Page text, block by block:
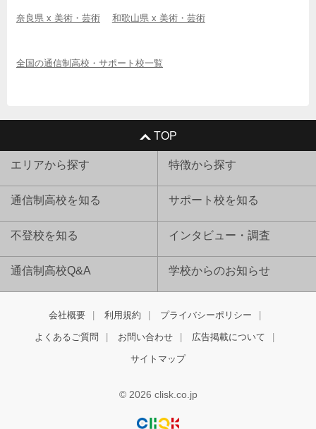
奈良県 x 美術・芸術 和歌山県 x 美術・芸術
全国の通信制高校・サポート校一覧
TOP
エリアから探す 特徴から探す
通信制高校を知る サポート校を知る
不登校を知る インタビュー・調査
通信制高校Q&A 学校からのお知らせ
会社概要 利用規約 プライバシーポリシー
よくあるご質問 お問い合わせ 広告掲載について
サイトマップ
© 2026 clisk.co.jp